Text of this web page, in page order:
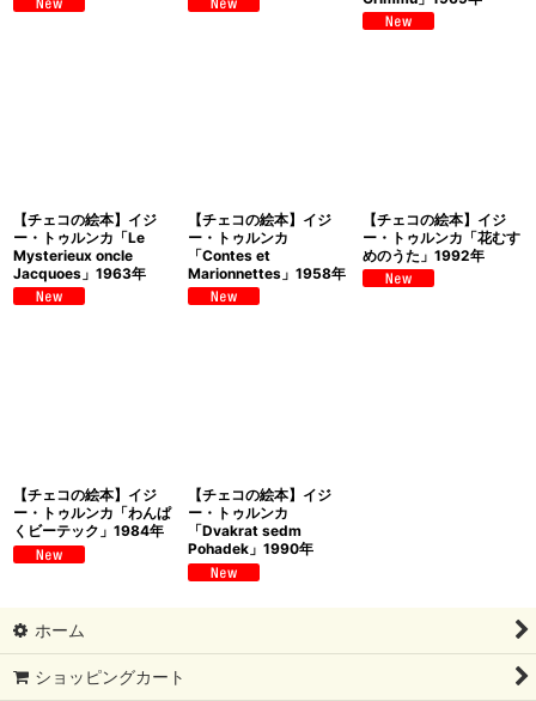
【チェコの絵本】イジ
ー・トゥルンカ「Le
Mysterieux oncle
Jacquoes」1963年
【チェコの絵本】イジ
ー・トゥルンカ
「Contes et
Marionnettes」1958年
【チェコの絵本】イジ
ー・トゥルンカ「花むす
めのうた」1992年
【チェコの絵本】イジ
ー・トゥルンカ「わんぱ
くビーテック」1984年
【チェコの絵本】イジ
ー・トゥルンカ
「Dvakrat sedm
Pohadek」1990年
ホーム
ショッピングカート